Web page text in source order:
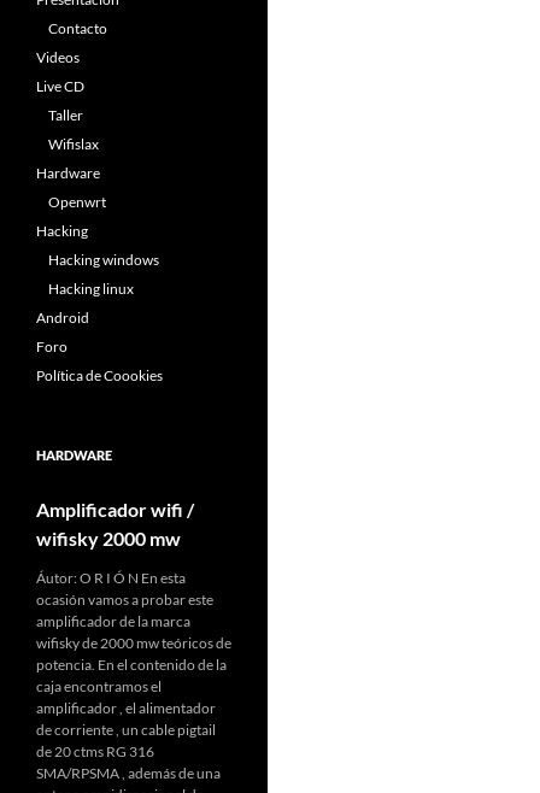
Contacto
Videos
Live CD
Taller
Wifislax
Hardware
Openwrt
Hacking
Hacking windows
Hacking linux
Android
Foro
Política de Coookies
HARDWARE
Amplificador wifi /
wifisky 2000 mw
Áutor: O R I Ó N En esta
ocasión vamos a probar este
amplificador de la marca
wifisky de 2000 mw teóricos de
potencia. En el contenido de la
caja encontramos el
amplificador , el alimentador
de corriente , un cable pigtail
de 20 ctms RG 316
SMA/RPSMA , además de una